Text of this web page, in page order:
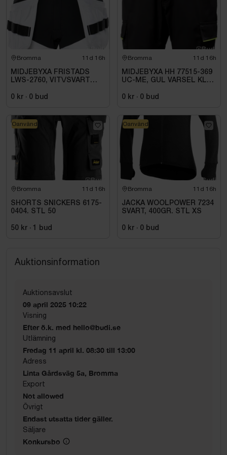
Bromma 11d 16h
MIDJEBYXA FRISTADS
LWS-2760, VIT\/SVART
0 kr · 0 bud
Bromma 11d 16h
MIDJEBYXA HH 77515-369
UC-ME, GUL VARSEL KL1.
0 kr · 0 bud
Bromma 11d 16h
SHORTS SNICKERS 6175-
0404. STL 50
50 kr · 1 bud
Oanvänd
Bromma 11d 16h
JACKA WOOLPOWER 7234
SVART, 400GR. STL XS
0 kr · 0 bud
Oanvänd
Auktionsinformation
Auktionsavslut
09 april 2025 10:22
Visning
Efter ö.k. med hello@budi.se
Utlämning
Fredag 11 april kl. 08:30 till 13:00
Adress
Linta Gårdsväg 5a, Bromma
Export
Not allowed
Övrigt
Endast utsatta tider gäller.
Säljare
Konkursbo